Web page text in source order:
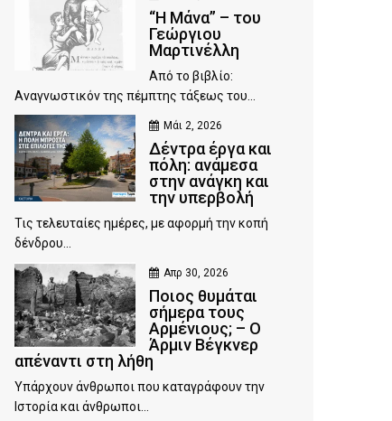
“Η Μάνα” – του
Γεώργιου
Μαρτινέλλη
Από το βιβλίο:
Αναγνωστικόν της πέμπτης τάξεως του...
Μάι 2, 2026
Δέντρα έργα και
πόλη: ανάμεσα
στην ανάγκη και
την υπερβολή
Τις τελευταίες ημέρες, με αφορμή την κοπή
δένδρου...
Απρ 30, 2026
Ποιος θυμάται
σήμερα τους
Αρμένιους; – Ο
Άρμιν Βέγκνερ
απέναντι στη λήθη
Υπάρχουν άνθρωποι που καταγράφουν την
Ιστορία και άνθρωποι...